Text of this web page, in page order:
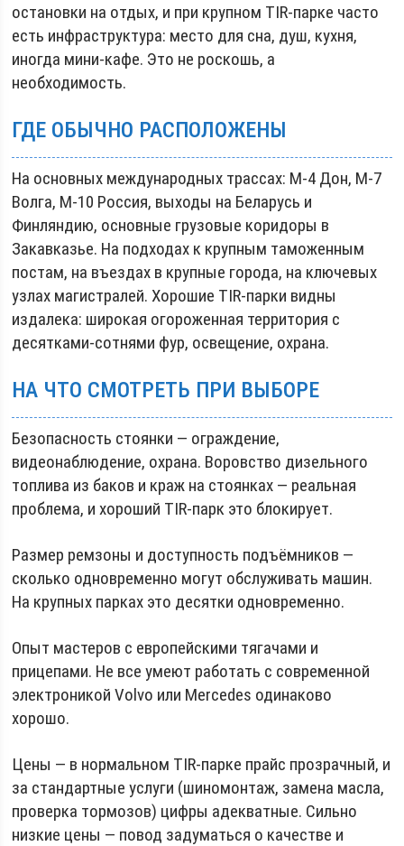
остановки на отдых, и при крупном TIR-парке часто
есть инфраструктура: место для сна, душ, кухня,
иногда мини-кафе. Это не роскошь, а
необходимость.
ГДЕ ОБЫЧНО РАСПОЛОЖЕНЫ
На основных международных трассах: М-4 Дон, М-7
Волга, М-10 Россия, выходы на Беларусь и
Финляндию, основные грузовые коридоры в
Закавказье. На подходах к крупным таможенным
постам, на въездах в крупные города, на ключевых
узлах магистралей. Хорошие TIR-парки видны
издалека: широкая огороженная территория с
десятками-сотнями фур, освещение, охрана.
НА ЧТО СМОТРЕТЬ ПРИ ВЫБОРЕ
Безопасность стоянки — ограждение,
видеонаблюдение, охрана. Воровство дизельного
топлива из баков и краж на стоянках — реальная
проблема, и хороший TIR-парк это блокирует.
Размер ремзоны и доступность подъёмников —
сколько одновременно могут обслуживать машин.
На крупных парках это десятки одновременно.
Опыт мастеров с европейскими тягачами и
прицепами. Не все умеют работать с современной
электроникой Volvo или Mercedes одинаково
хорошо.
Цены — в нормальном TIR-парке прайс прозрачный, и
за стандартные услуги (шиномонтаж, замена масла,
проверка тормозов) цифры адекватные. Сильно
низкие цены — повод задуматься о качестве и